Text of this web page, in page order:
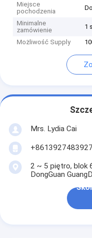
Miejsce
pochodzenia
Minimalne
zamówienie
1
Możliwość Supply
Mrs. Lydia Cai
+8613927483927
2 ~ 5 piętro, blok
DongGuan